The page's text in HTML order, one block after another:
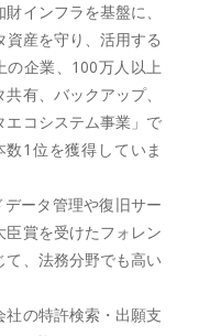
インフラを基盤に、
産を守り、活用する
企業、100万人以上
有、バックアップ、
コシステム事業」で
1位を獲得していま
ータ管理や復旧サー
臣賞を受けたフォレン
、法務分野でも高い
の特許検索・出願支